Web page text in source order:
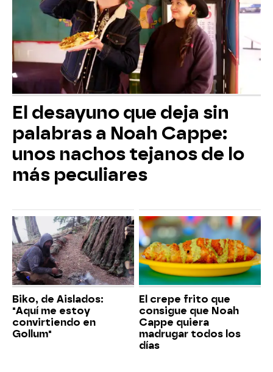
El desayuno que deja sin
palabras a Noah Cappe:
unos nachos tejanos de lo
más peculiares
Biko, de Aislados:
"Aquí me estoy
convirtiendo en
Gollum"
El crepe frito que
consigue que Noah
Cappe quiera
madrugar todos los
días